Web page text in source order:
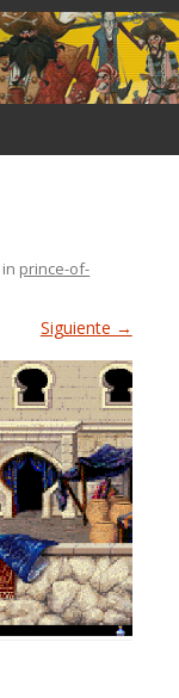
in prince-of-
Siguiente →